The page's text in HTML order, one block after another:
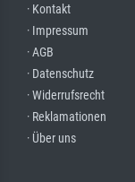
· Kontakt
· Impressum
· AGB
· Datenschutz
· Widerrufsrecht
· Reklamationen
· Über uns